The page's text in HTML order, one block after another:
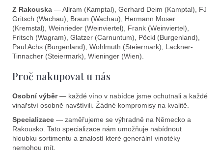
Z Rakouska — Allram (Kamptal), Gerhard Deim (Kamptal), FJ
Gritsch (Wachau), Braun (Wachau), Hermann Moser
(Kremstal), Weinrieder (Weinviertel), Frank (Weinviertel),
Fritsch (Wagram), Glatzer (Carnuntum), Pöckl (Burgenland),
Paul Achs (Burgenland), Wohlmuth (Steiermark), Lackner-
Tinnacher (Steiermark), Wieninger (Wien).
Proč nakupovat u nás
Osobní výběr— každé víno v nabídce jsme ochutnali a každé
vinařství osobně navštívili. Žádné kompromisy na kvalitě.
Specializace — zaměřujeme se výhradně na Německo a
Rakousko. Tato specializace nám umožňuje nabídnout
hloubku sortimentu a znalostí které generální vinotéky
nemohou mít.